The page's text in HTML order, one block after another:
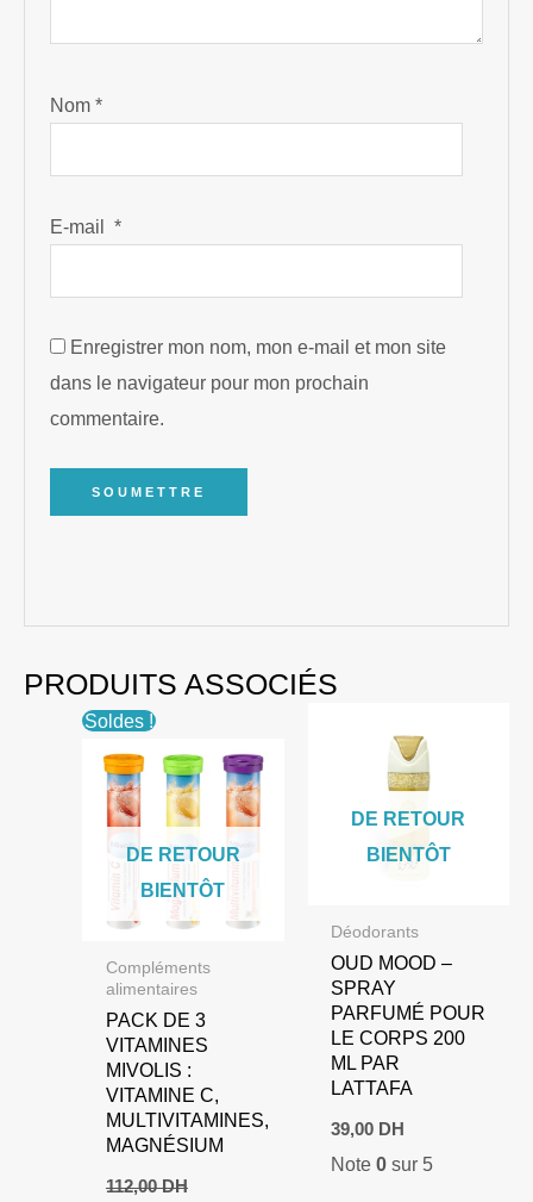
Nom*
E-mail*
Enregistrer mon nom, mon e-mail et mon site
dans le navigateur pour mon prochain
commentaire.
PRODUITS ASSOCIÉS
Soldes !
DE RETOUR
BIENTÔT
Compléments
alimentaires
PACK DE 3
VITAMINES
MIVOLIS :
VITAMINE C,
MULTIVITAMINES,
MAGNÉSIUM
112,00DH
DE RETOUR
BIENTÔT
Déodorants
OUD MOOD –
SPRAY
PARFUMÉ POUR
LE CORPS 200
ML PAR
LATTAFA
39,00 DH
Note0 sur 5